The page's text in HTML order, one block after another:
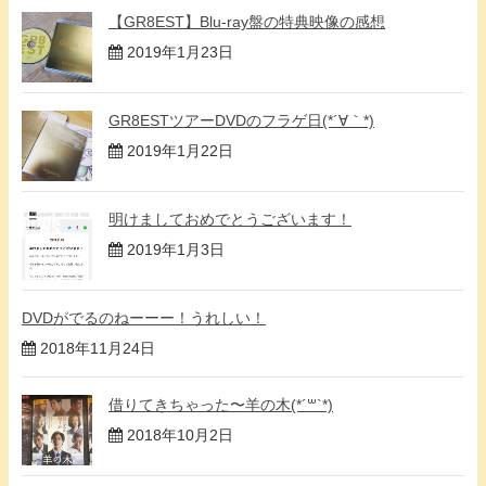
【GR8EST】Blu-ray盤の特典映像の感想
2019年1月23日
GR8ESTツアーDVDのフラゲ日(*´∀｀*)
2019年1月22日
明けましておめでとうございます！
2019年1月3日
DVDがでるのねーーー！うれしい！
2018年11月24日
借りてきちゃった〜羊の木(*´꒳`*)
2018年10月2日